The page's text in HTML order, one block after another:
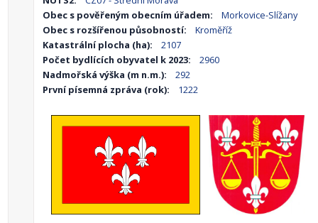
Obec s pověřeným obecním úřadem:
Morkovice-Slížany
Obec s rozšířenou působností:
Kroměříž
Katastrální plocha (ha):
2107
Počet bydlících obyvatel k 2023:
2960
Nadmořská výška (m n.m.):
292
První písemná zpráva (rok):
1222